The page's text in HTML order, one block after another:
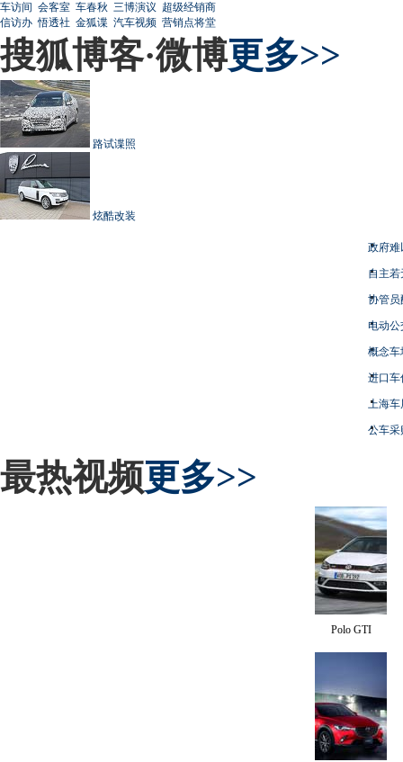
车访间 会客室 车春秋 三博演议 超级经销商
信访办 悟透社 金狐谍 汽车视频 营销点将堂
搜狐博客·微博更多>>
路试谍照
炫酷改装
政府难
自主
协管员
电动
概念车
进口车
上海
公车采
最热视频更多>>
Polo GTI